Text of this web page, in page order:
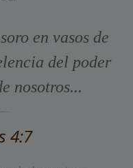
en vasos de
del poder
nosotros...
4:7